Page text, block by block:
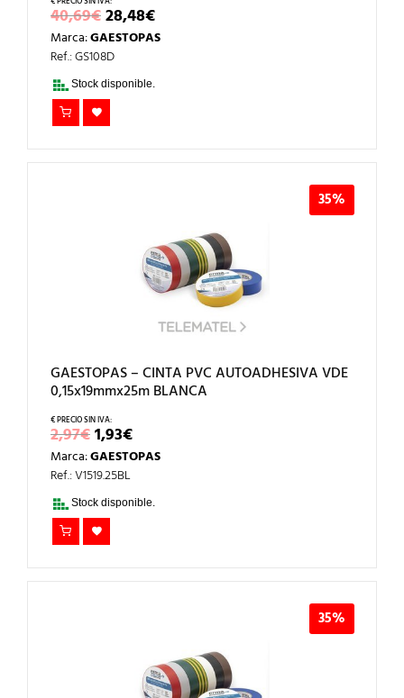
40,69€EL
PRECIO
ORIGINAL
ERA:
40,69€.
28,48€EL
PRECIO
ACTUAL
Marca:GAESTOPAS
Ref.: GS108D
Stock disponible.
35%
GAESTOPAS – CINTA PVC AUTOADHESIVA VDE
0,15x19mmx25m BLANCA
2,97€EL
PRECIO
ORIGINAL
ERA:
2,97€.
1,93€EL
PRECIO
ACTUAL
1,93€.
Marca:GAESTOPAS
Ref.: V1519.25BL
Stock disponible.
35%